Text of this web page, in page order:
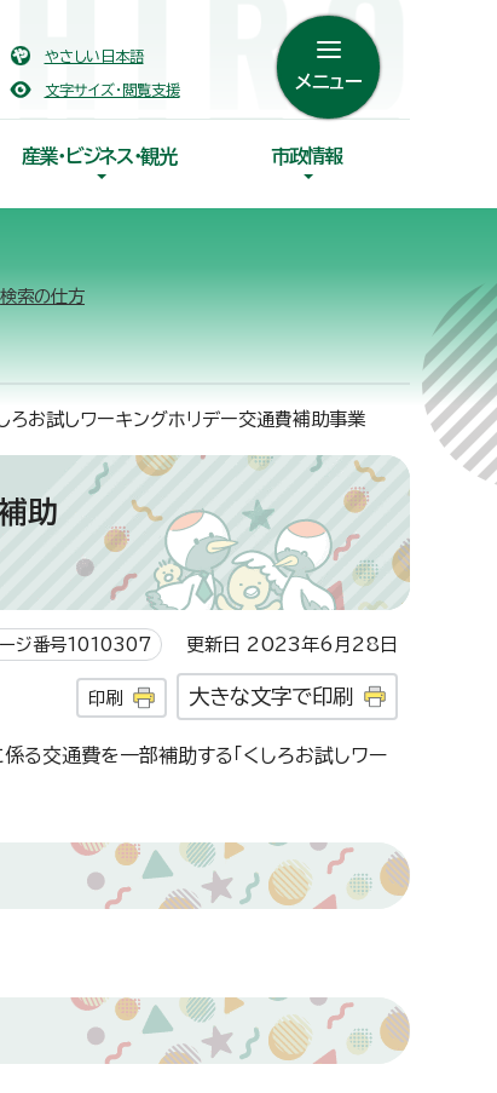
やさしい日本語
文字サイズ・閲覧支援 メニュー
産業・ビジネス・観光 市政情報
検索の仕方
お試しワーキングホリデー交通費補助事業
助
ジ番号1010307 更新日 2023年6月28日
印刷 大きな文字で印刷
る交通費を一部補助する「くしろお試しワー